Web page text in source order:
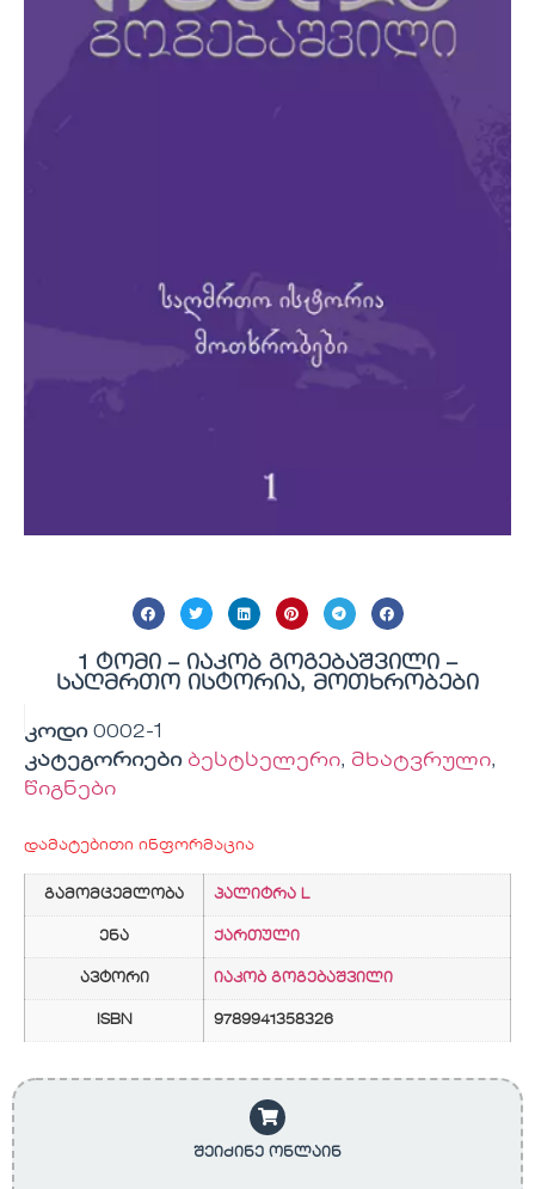
1 ტომი – იაკობ გოგებაშვილი –
საღმრთო ისტორია, მოთხრობები
კოდი 0002-1
კატეგორიები ბესტსელერი, მხატვრული,
წიგნები
დამატებითი ინფორმაცია
გამომცემლობა პალიტრა L
ენა ქართული
ავტორი იაკობ გოგებაშვილი
ISBN 9789941358326
შეიძინე ონლაინ